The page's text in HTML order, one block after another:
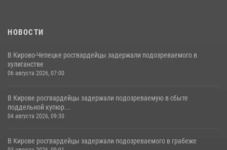
НОВОСТИ
В Кирово-Чепецке росгвардейцы задержали подозреваемого в
хулиганстве
06 августа 2026, 07:00
В Кирове росгвардейцы задержали подозреваемую в сбыте
поддельной купюр...
04 августа 2026, 09:30
В Кирове росгвардейцы задержали подозреваемого в грабеже